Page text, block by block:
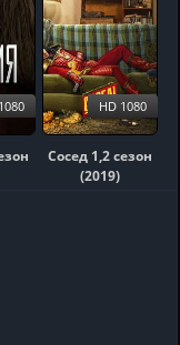
Сосед 1,2 сезон
(2019)
HD 1080